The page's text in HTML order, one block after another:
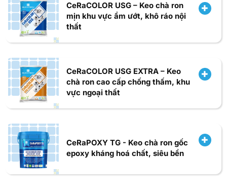
CeRaCOLOR USG – Keo chà ron
mịn khu vực ẩm ướt, khô ráo nội
thất
CeRaCOLOR USG EXTRA – Keo
chà ron cao cấp chống thấm, khu
vực ngoại thất
CeRaPOXY TG - Keo chà ron gốc
epoxy kháng hoá chất, siêu bền